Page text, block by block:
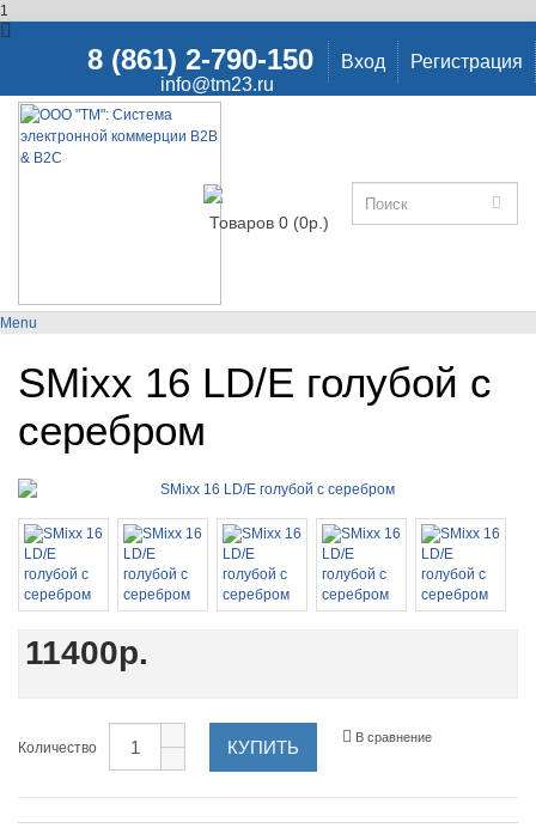
1
Вход Регистрация
8 (861) 2-790-150
info@tm23.ru
Товаров 0 (0р.)
Menu
SMixx 16 LD/E голубой с
серебром
11400р.
Количество КУПИТЬ В сравнение